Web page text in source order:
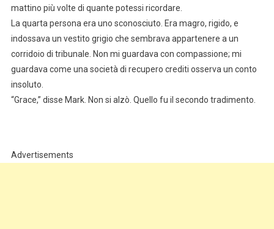
mattino più volte di quante potessi ricordare.
La quarta persona era uno sconosciuto. Era magro, rigido, e
indossava un vestito grigio che sembrava appartenere a un
corridoio di tribunale. Non mi guardava con compassione; mi
guardava come una società di recupero crediti osserva un conto
insoluto.
“Grace,” disse Mark. Non si alzò. Quello fu il secondo tradimento.
Advertisements